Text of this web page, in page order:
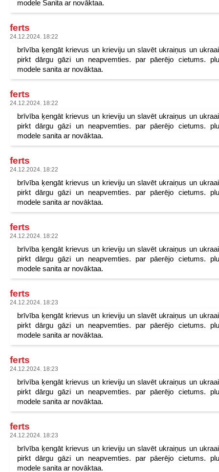
modele Sanita ar novāktaa.
ferts
24.12.2024. 18:22
brīvība ķengāt krievus un krieviju un slavēt ukraiņus un
pirkt dārgu gāzi un neapvemties. par pāerējo cietums.
modele sanita ar novāktaa.
ferts
24.12.2024. 18:22
brīvība ķengāt krievus un krieviju un slavēt ukraiņus un
pirkt dārgu gāzi un neapvemties. par pāerējo cietums.
modele sanita ar novāktaa.
ferts
24.12.2024. 18:22
brīvība ķengāt krievus un krieviju un slavēt ukraiņus un
pirkt dārgu gāzi un neapvemties. par pāerējo cietums.
modele sanita ar novāktaa.
ferts
24.12.2024. 18:22
brīvība ķengāt krievus un krieviju un slavēt ukraiņus un
pirkt dārgu gāzi un neapvemties. par pāerējo cietums.
modele sanita ar novāktaa.
ferts
24.12.2024. 18:23
brīvība ķengāt krievus un krieviju un slavēt ukraiņus un
pirkt dārgu gāzi un neapvemties. par pāerējo cietums.
modele sanita ar novāktaa.
ferts
24.12.2024. 18:23
brīvība ķengāt krievus un krieviju un slavēt ukraiņus un
pirkt dārgu gāzi un neapvemties. par pāerējo cietums.
modele sanita ar novāktaa.
ferts
24.12.2024. 18:23
brīvība ķengāt krievus un krieviju un slavēt ukraiņus un
pirkt dārgu gāzi un neapvemties. par pāerējo cietums.
modele sanita ar novāktaa.